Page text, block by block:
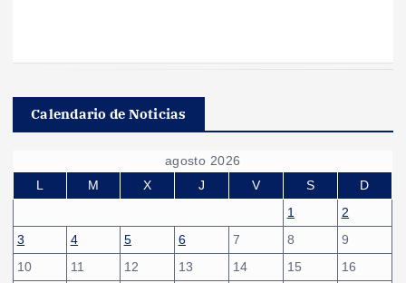
Calendario de Noticias
agosto 2026
L
M X J V S
D
1
2
3
4 5 6 7 8
9
10
11 12 13 14 15
16